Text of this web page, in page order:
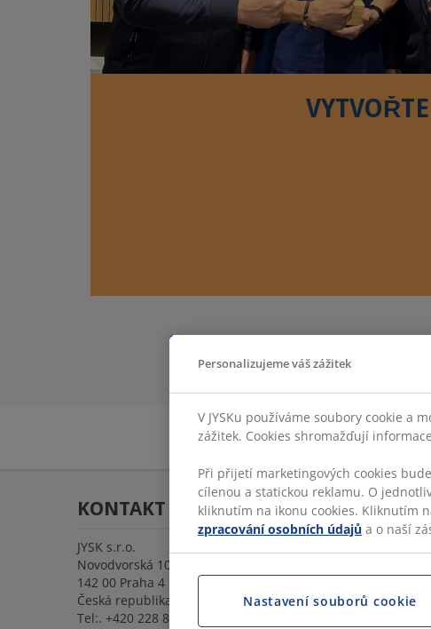
KONTAKT
JYSK s.r.o.
Novodvorská 1062/12, Lhotka
142 00 Praha 4
Česká republika
Tel:. +420 228 884 565
Personalizujeme váš zážitek
V JYSKu používáme soubory cookie
zážitek. Cookies shromažďují
Při přijetí marketingových cookies
cílenou a statickou reklamu. O
kliknutím na ikonu cookies. Kliknutím
zpracování osobních údajů a o naší
Nastavení souborů cookie